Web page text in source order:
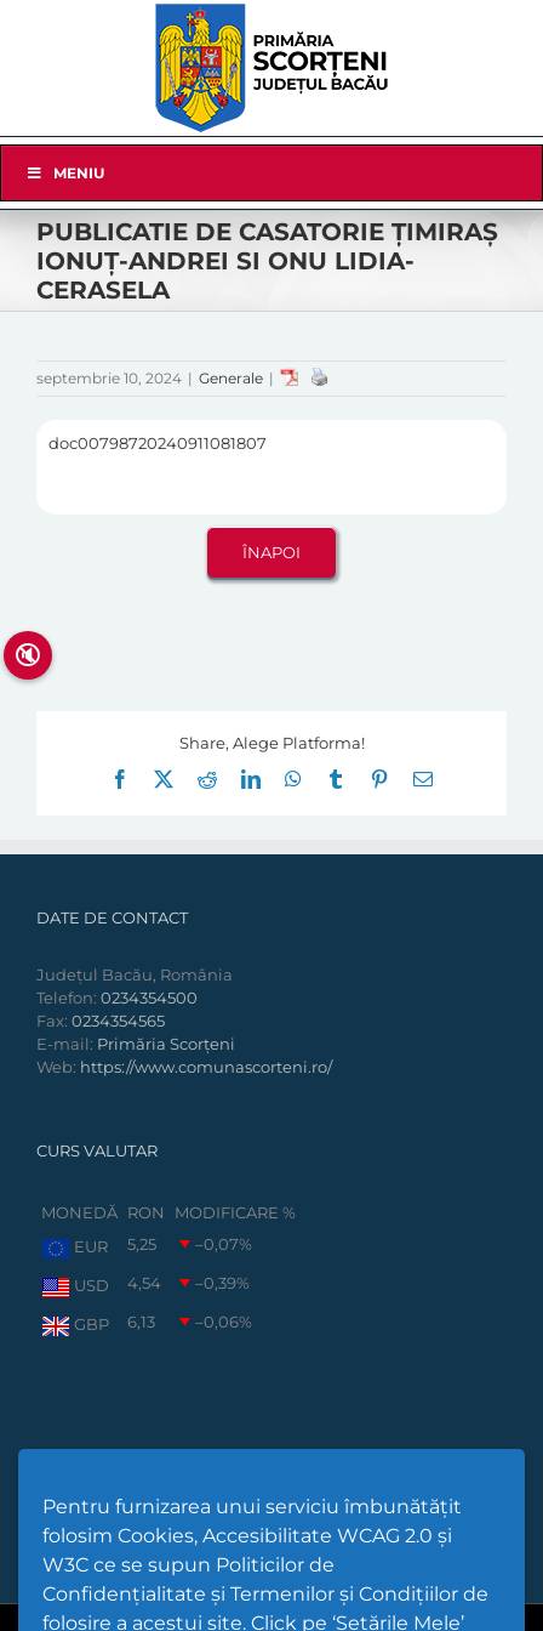
Pentru furnizarea unui serviciu îmbunătățit
folosim Cookies, Accesibilitate WCAG 2.0 și
W3C ce se supun Politicilor de
Confidențialitate și Termenilor și Condițiilor de
folosire a acestui site. Click pe ‘Setările Mele’
Navigation
MENIU
PUBLICATIE DE CASATORIE ȚIMIRAȘ
IONUȚ-ANDREI SI ONU LIDIA-
CERASELA
septembrie 10, 2024 | Generale |
doc00798720240911081807
Share, Alege Platforma!
Facebook
RedditLinkedInWhatsApp
Tumblr Pinterest
E-
DATE DE CONTACT
Județul Bacău, România
Telefon: 0234354500
Fax: 0234354565
E-mail: Primăria Scorțeni
Web: https://www.comunascorteni.ro/
CURS VALUTAR
MONEDĂ RON
MODIFICARE %
EUR
5,25 –0,07%
USD 4,54 –0,39%
GBP 6,13 –0,06%
🔇